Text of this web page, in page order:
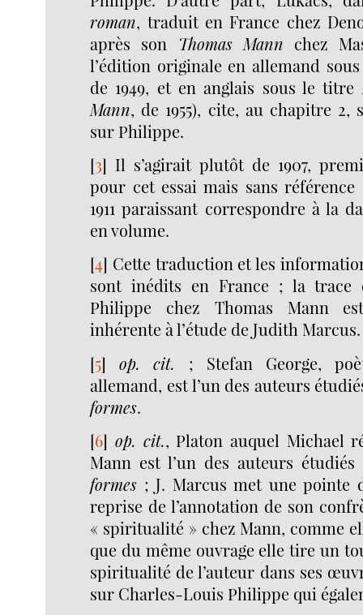
roman, traduit en France chez
après son Thomas Mann chez
l’édition originale en allemand
de 1949, et en anglais sous le titre
Mann, de 1955), cite, au chapitre 2,
sur Philippe.
[3] Il s’agirait plutôt de 1907,
pour cet essai mais sans référence
1911 paraissant correspondre à la
en volume.
[4] Cette traduction et les
sont inédits en France ; la trace
Philippe chez Thomas Mann
inhérente à l’étude de Judith Marcus.
[5]op. cit. ; Stefan George,
allemand, est l’un des auteurs
formes.
[6] op. cit., Platon auquel Michael
Mann est l’un des auteurs
formes ; J. Marcus met une pointe
reprise de l’annotation de son
« spiritualité » chez Mann, comme
que du même ouvrage elle tire un
spiritualité de l’auteur dans ses
sur Charles-Louis Philippe qui